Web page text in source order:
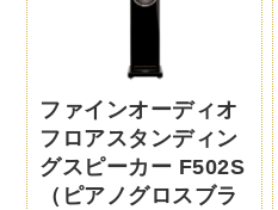
ファインオーディオ
フロアスタンディン
グスピーカー F502S
（ピアノグロスブラ